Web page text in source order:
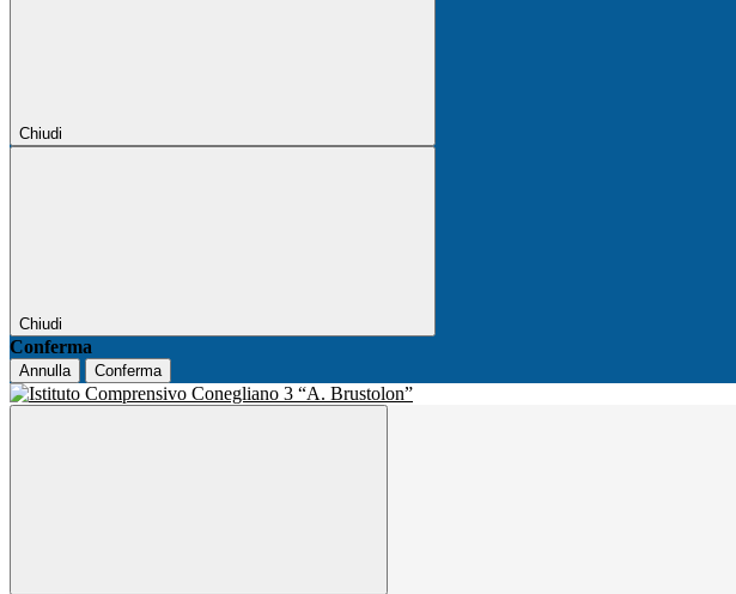
Chiudi
Chiudi
Conferma
Annulla Conferma